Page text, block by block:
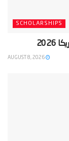
SCHOLARSHIPS